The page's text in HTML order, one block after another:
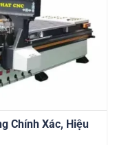
Chính Xác, Hiệu